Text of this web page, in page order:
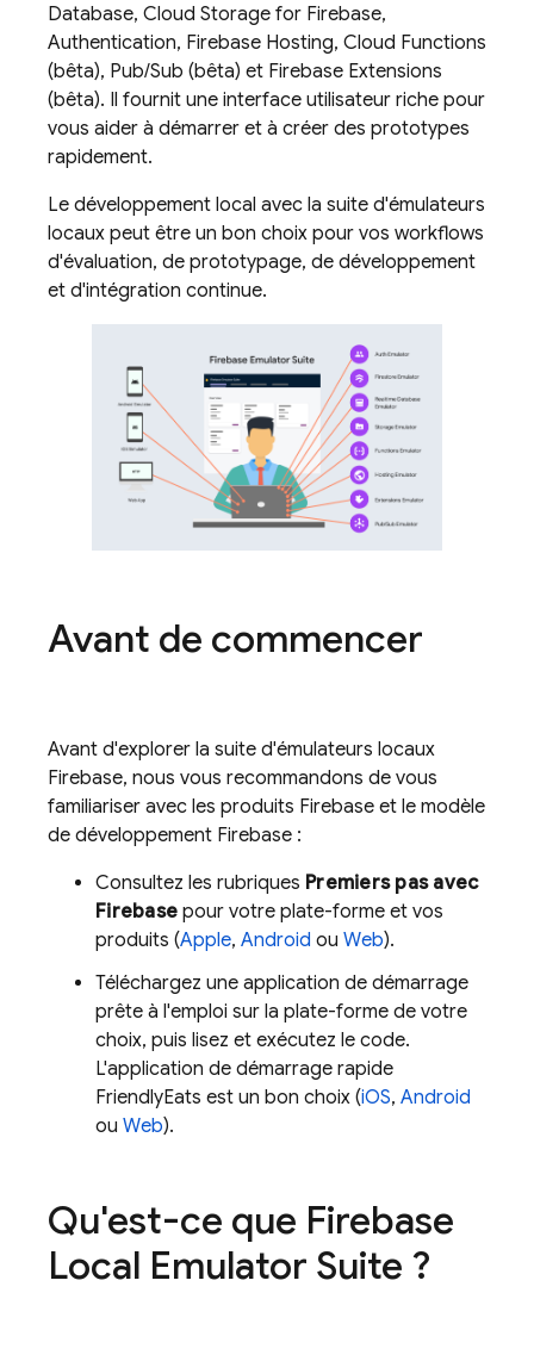
Database, Cloud Storage for Firebase,
Authentication, Firebase Hosting, Cloud Functions
(bêta), Pub/Sub (bêta) et Firebase Extensions
(bêta). Il fournit une interface utilisateur riche pour
vous aider à démarrer et à créer des prototypes
rapidement.
Le développement local avec la suite d'émulateurs
locaux peut être un bon choix pour vos workflows
d'évaluation, de prototypage, de développement
et d'intégration continue.
Avant de commencer
Avant d'explorer la suite d'émulateurs locaux
Firebase, nous vous recommandons de vous
familiariser avec les produits Firebase et le modèle
de développement Firebase :
Consultez les rubriques Premiers pas avec
Firebase pour votre plate-forme et vos
produits (Apple, Android ou Web).
Téléchargez une application de démarrage
prête à l'emploi sur la plate-forme de votre
choix, puis lisez et exécutez le code.
L'application de démarrage rapide
FriendlyEats est un bon choix (iOS, Android
ou Web).
Qu'est-ce que Firebase
Local Emulator Suite ?